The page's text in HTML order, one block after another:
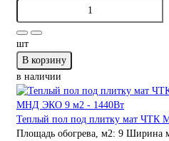
шт
В корзину
в наличии
Теплый пол под плитку мат
Площадь обогрева, м2: 9 Ширина